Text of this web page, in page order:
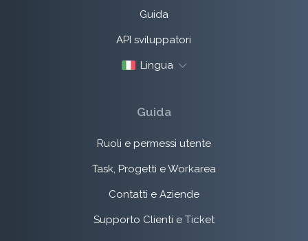
Guida
API sviluppatori
Lingua
Guida
Ruoli e permessi utente
Task, Progetti e Workarea
Contatti e Aziende
Supporto Clienti e Ticket